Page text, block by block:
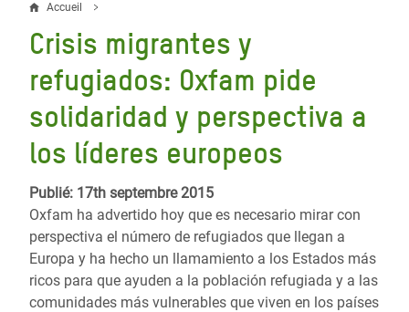
Fil
d'Ariane
Accueil
Crisis migrantes y
refugiados: Oxfam pide
solidaridad y perspectiva a
los líderes europeos
Publié: 17th septembre 2015
Oxfam ha advertido hoy que es necesario mirar con
perspectiva el número de refugiados que llegan a
Europa y ha hecho un llamamiento a los Estados más
ricos para que ayuden a la población refugiada y a las
comunidades más vulnerables que viven en los países